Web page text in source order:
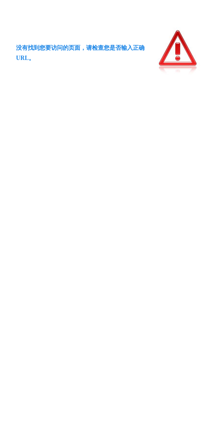
没有找到您要访问的页面，请检查您是否输入正确
URL。